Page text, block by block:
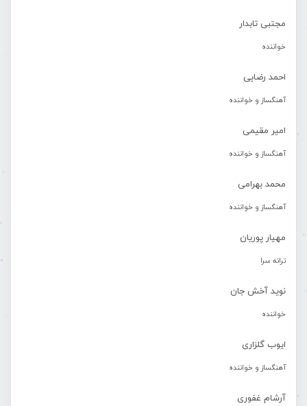
مجتبی تابدار
خواننده
احمد رضایی
آهنگساز و خواننده
امیر مقیمی
آهنگساز و خواننده
محمد بهرامی
آهنگساز و خواننده
مهیار پوریان
ترانه سرا
نوید آخش جان
خواننده
ایوب گلزاری
آهنگساز و خواننده
آرشام غفوری